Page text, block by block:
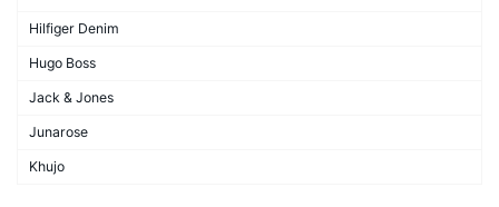
Hilfiger Denim
Hugo Boss
Jack & Jones
Junarose
Khujo